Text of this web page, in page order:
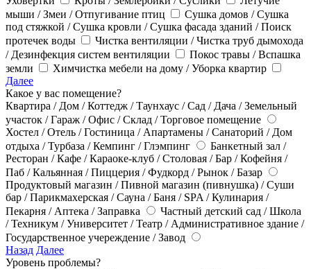
мыши / Змеи / Отпугивание птиц
Сушка домов / Сушка
под стяжкой / Сушка кровли / Сушка фасада зданий / Поиск
протечек воды
Чистка вентиляции / Чистка труб дымохода
/ Дезинфекция систем вентиляции
Покос травы / Вспашка
земли
Химчистка мебели на дому / Уборка квартир
Далее
Какое у вас помещение?
Квартира / Дом / Коттедж / Таунхаус / Сад / Дача / Земельный
участок / Гараж / Офис / Склад / Торговое помещение
Хостел / Отель / Гостиница / Апартамены / Санаторий / Дом
отдыха / Турбаза / Кемпинг / Глэмпинг
Банкетный зал /
Ресторан / Кафе / Караоке-клуб / Столовая / Бар / Кофейня /
Паб / Кальянная / Пиццерия / Фудкорд / Рынок / Базар
Продуктовый магазин / Пивной магазин (пивнушка) / Суши
бар / Парикмахерская / Сауна / Баня / SPA / Кулинария /
Пекарня / Аптека / Заправка
Частный детский сад / Школа
/ Техникум / Университет / Театр / Административное здание /
Государственное учереждение / Завод
Назад Далее
Уровень проблемы?